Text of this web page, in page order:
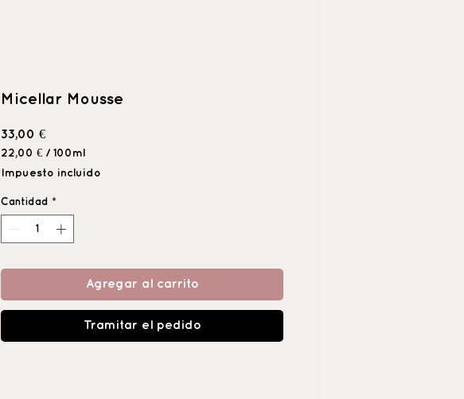
Micellar Mousse
33,00 €Precio
22,00 € / 100ml
22,00 €
por
Mililitro
Impuesto incluido
Cantidad *
Agregar al carrito
Tramitar el pedido